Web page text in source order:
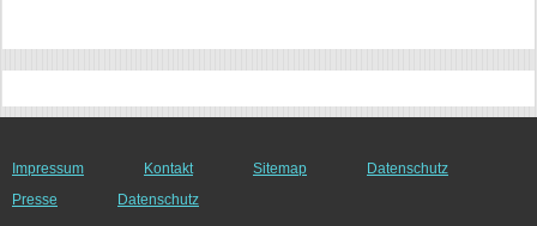
Impressum Kontakt Sitemap
Datenschutz
Presse
Datenschutz